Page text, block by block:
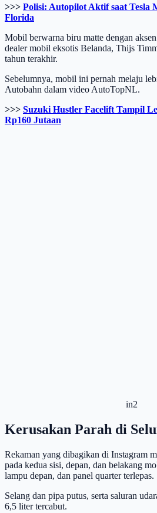
>>> Polisi: Autopilot Aktif saat Tesla
Florida
Mobil berwarna biru matte dengan
dealer mobil eksotis Belanda, Thijs
tahun terakhir.
Sebelumnya, mobil ini pernah melaju
Autobahn dalam video AutoTopNL.
>>> Suzuki Hustler Facelift Tampil
Rp160 Jutaan
in2
Kerusakan Parah di
Rekaman yang dibagikan di Instagram
pada kedua sisi, depan, dan belakang
lampu depan, dan panel quarter terlepas.
Selang dan pipa putus, serta saluran
6,5 liter tercabut.